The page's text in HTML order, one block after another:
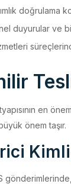
doğrulama
duyurular ve
en
önem taşır.
gönderimlerinde,